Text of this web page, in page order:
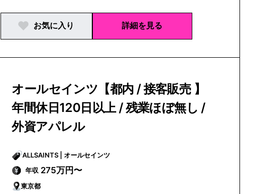
お気に入り 詳細を見る
オールセインツ【都内 / 接客販売 】
年間休日120日以上 / 残業ほぼ無し /
外資アパレル
ALLSAINTS | オールセインツ
年収 275万円〜
東京都